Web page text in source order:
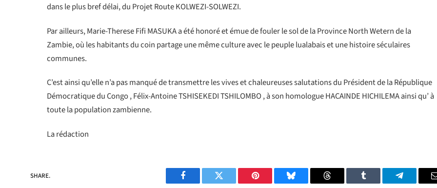
dans le plus bref délai, du Projet Route KOLWEZI-SOLWEZI.
Par ailleurs, Marie-Therese Fifi MASUKA a été honoré et émue de fouler le sol de la Province North Wetern de la
Zambie, où les habitants du coin partage une même culture avec le peuple lualabais et une histoire séculaires
communes.
C’est ainsi qu’elle n’a pas manqué de transmettre les vives et chaleureuses salutations du Président de la République
Démocratique du Congo , Félix-Antoine TSHISEKEDI TSHILOMBO , à son homologue HACAINDE HICHILEMA ainsi qu’ à
toute la population zambienne.
La rédaction
SHARE.
Facebook Twitter Pinterest Bluesky Threads Tumblr Telegram